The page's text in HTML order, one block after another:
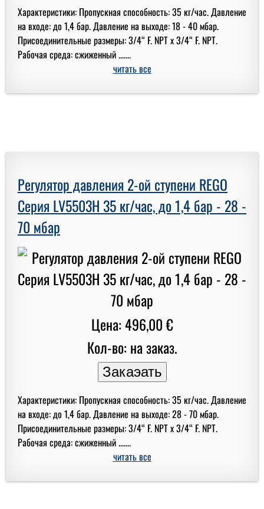
Характеристики: Пропускная способность: 35 кг/час. Давление
на входе: до 1,4 бар. Давление на выходе: 18 - 40 мбар.
Присоединительные размеры: 3/4“ F. NPT x 3/4“ F. NPT.
Рабочая среда: сжиженный .......
читать все
Регулятор давления 2-ой ступени REGO
Серия LV5503H 35 кг/час, до 1,4 бар - 28 -
70 мбар
Цена: 496,00 €
Кол-во: на заказ.
Характеристики: Пропускная способность: 35 кг/час. Давление
на входе: до 1,4 бар. Давление на выходе: 28 - 70 мбар.
Присоединительные размеры: 3/4“ F. NPT x 3/4“ F. NPT.
Рабочая среда: сжиженный .......
читать все